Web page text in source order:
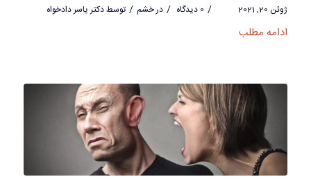
ژوئن 20, 2021 / 0 دیدگاه / درخشم / توسطدکتر یاسر دادخواه
ادامه مطلب